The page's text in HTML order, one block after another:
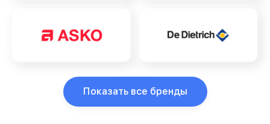
Показать все бренды